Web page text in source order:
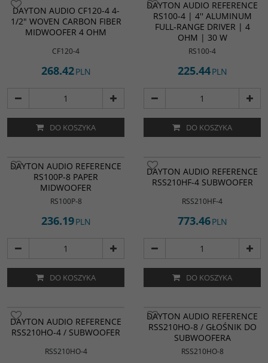
DAYTON AUDIO CF120-4 4-
1/2" WOVEN CARBON FIBER
MIDWOOFER 4 OHM
CF120-4
268.42PLN
DO KOSZYKA
DAYTON AUDIO REFERENCE
RS100-4 | 4'' ALUMINUM
FULL-RANGE DRIVER | 4
OHM | 30 W
RS100-4
225.44PLN
DO KOSZYKA
DAYTON AUDIO REFERENCE
RS100P-8 PAPER
MIDWOOFER
RS100P-8
236.19PLN
DO KOSZYKA
DAYTON AUDIO REFERENCE
RSS210HF-4 SUBWOOFER
RSS210HF-4
773.46PLN
DO KOSZYKA
DAYTON AUDIO REFERENCE
RSS210HO-4 / SUBWOOFER
RSS210HO-4
DAYTON AUDIO REFERENCE
RSS210HO-8 / GŁOŚNIK DO
SUBWOOFERA
RSS210HO-8